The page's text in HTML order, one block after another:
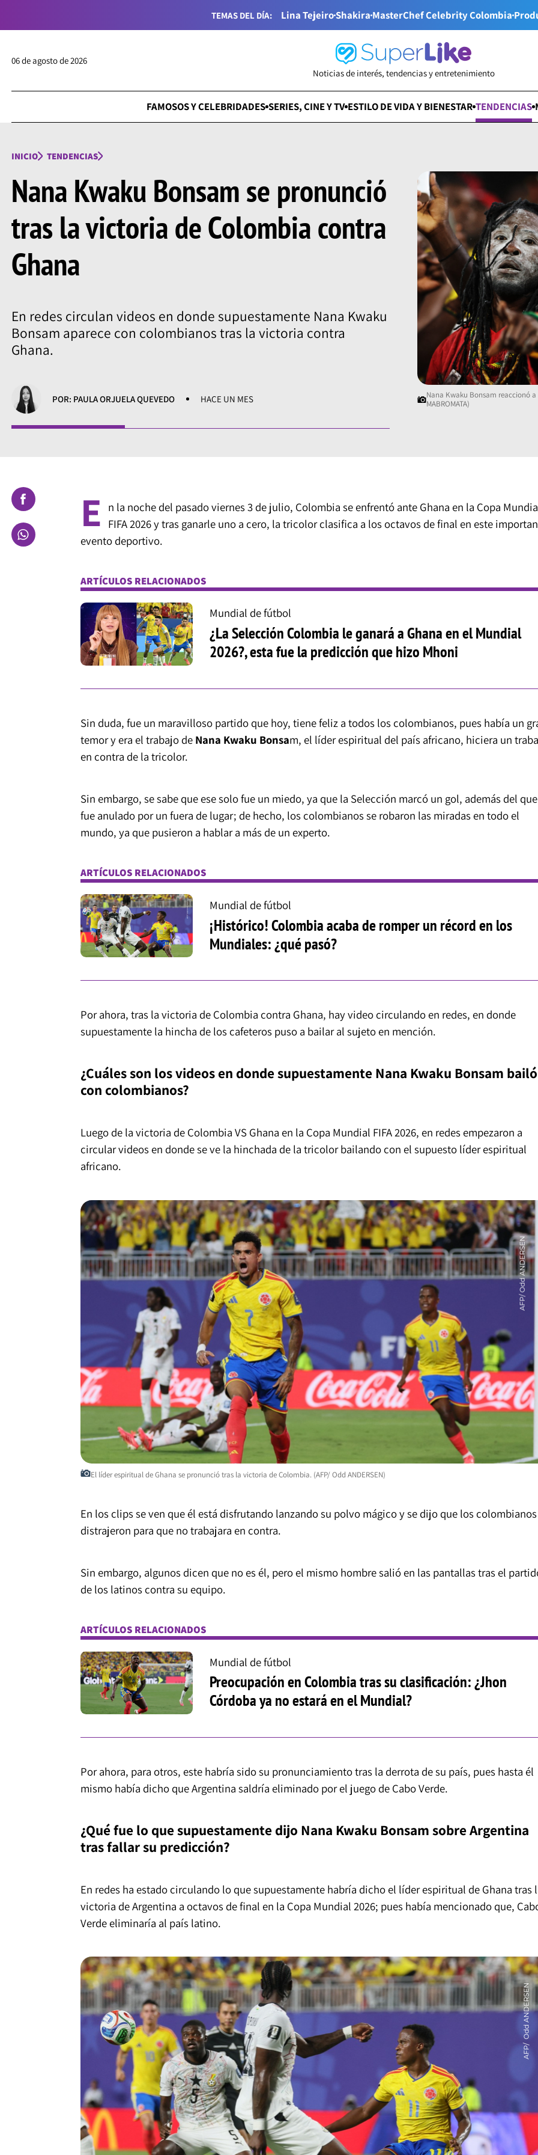
TEMAS DEL DÍA: Lina TejeiroShakiraMasterChef Celebrity Colombia
06 de agosto de 2026
Noticias de interés, tendencias y entretenimiento
FAMOSOS Y CELEBRIDADES SERIES, CINE Y TV ESTILO DE VIDA Y BIENESTAR TENDENCIAS
INICIO TENDENCIAS
Nana Kwaku Bonsam se pronunció
tras la victoria de Colombia contra
Ghana
En redes circulan videos en donde supuestamente Nana Kwaku
Bonsam aparece con colombianos tras la victoria contra
Ghana.
POR: PAULA ORJUELA QUEVEDO HACE UN MES
Nana Kwaku Bonsam reaccionó
MABROMATA)
E n la noche del pasado viernes 3 de julio, Colombia se enfrentó ante Ghana en la Copa
FIFA 2026 y tras ganarle uno a cero, la tricolor clasifica a los octavos de final en este
evento deportivo.
ARTÍCULOS RELACIONADOS
Mundial de fútbol
¿La Selección Colombia le ganará a Ghana en el Mundial
2026?, esta fue la predicción que hizo Mhoni
Sin duda, fue un maravilloso partido que hoy, tiene feliz a todos los colombianos, pues había un
temor y era el trabajo de Nana Kwaku Bonsam, el líder espiritual del país africano, hiciera un
en contra de la tricolor.
Sin embargo, se sabe que ese solo fue un miedo, ya que la Selección marcó un gol, además del que
fue anulado por un fuera de lugar; de hecho, los colombianos se robaron las miradas en todo el
mundo, ya que pusieron a hablar a más de un experto.
ARTÍCULOS RELACIONADOS
Mundial de fútbol
¡Histórico! Colombia acaba de romper un récord en los
Mundiales: ¿qué pasó?
Por ahora, tras la victoria de Colombia contra Ghana, hay video circulando en redes, en donde
supuestamente la hincha de los cafeteros puso a bailar al sujeto en mención.
¿Cuáles son los videos en donde supuestamente Nana Kwaku Bonsam bailó
con colombianos?
Luego de la victoria de Colombia VS Ghana en la Copa Mundial FIFA 2026, en redes empezaron a
circular videos en donde se ve la hinchada de la tricolor bailando con el supuesto líder espiritual
africano.
El líder espiritual de Ghana se pronunció tras la victoria de Colombia. (AFP/ Odd ANDERSEN)
En los clips se ven que él está disfrutando lanzando su polvo mágico y se dijo que los
distrajeron para que no trabajara en contra.
Sin embargo, algunos dicen que no es él, pero el mismo hombre salió en las pantallas tras el
de los latinos contra su equipo.
ARTÍCULOS RELACIONADOS
Mundial de fútbol
Preocupación en Colombia tras su clasificación: ¿Jhon
Córdoba ya no estará en el Mundial?
Por ahora, para otros, este habría sido su pronunciamiento tras la derrota de su país, pues hasta él
mismo había dicho que Argentina saldría eliminado por el juego de Cabo Verde.
¿Qué fue lo que supuestamente dijo Nana Kwaku Bonsam sobre Argentina
tras fallar su predicción?
En redes ha estado circulando lo que supuestamente habría dicho el líder espiritual de Ghana tras
victoria de Argentina a octavos de final en la Copa Mundial 2026; pues había mencionado que,
Verde eliminaría al país latino.